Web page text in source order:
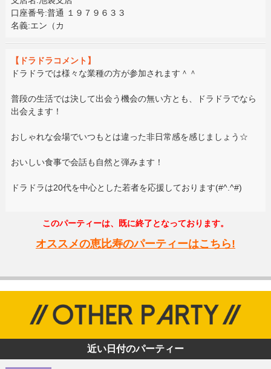
口座番号:普通 １９７９６３３
名義:エン（カ
【ドラドラコメント】
ドラドラでは様々な業種の方が参加されます＾＾
普段の生活では決して出会う機会の無い方とも、ドラドラでなら
出会えます！
おしゃれな会場でいつもとは違った非日常感を感じましょう☆
おいしい食事で会話も自然と弾みます！
ドラドラは20代を中心とした若者を応援しております(#^.^#)
このパーティーは、既に終了となっております。
オススメの恵比寿のパーティーはこちら!
近い日付のパーティー